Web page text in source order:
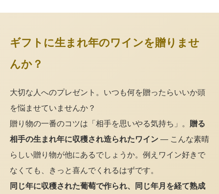
ギフトに生まれ年のワインを贈りませ
んか？
大切な人へのプレゼント。いつも何を贈ったらいいか頭
を悩ませていませんか？
贈り物の一番のコツは「相手を思いやる気持ち」。 贈る
相手の生まれ年に収穫され造られたワイン — こんな素晴
らしい贈り物が他にあるでしょうか。例えワイン好きで
なくても、きっと喜んでくれるはずです。
同じ年に収穫された葡萄で作られ、同じ年月を経て熟成